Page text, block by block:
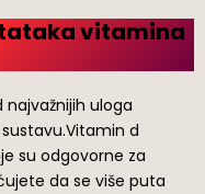
vitamina
najvažnijih uloga
d
su odgovorne za
da se više puta